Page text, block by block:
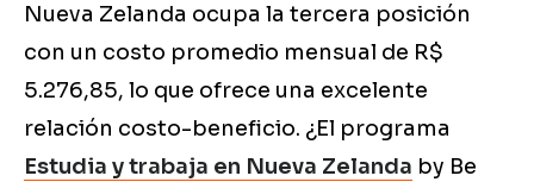
Nueva Zelanda ocupa la tercera posición
con un costo promedio mensual de R$
5.276,85, lo que ofrece una excelente
relación costo-beneficio. ¿El programa
Estudia y trabaja en Nueva Zelanda by Be